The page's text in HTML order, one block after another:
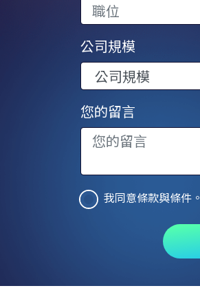
公司規模
您的留言
我同意條款與條件。